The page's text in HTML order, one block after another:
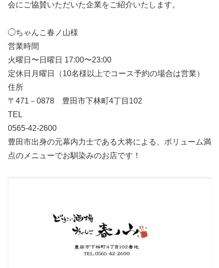
会にご協賛いただいた企業をご紹介いたします。
◯ちゃんこ春ノ山様
営業時間
火曜日〜日曜日 17:00〜23:00
定休日月曜日（10名様以上でコース予約の場合は営業）
住所
〒471－0878 豊田市下林町4丁目102
TEL
0565-42-2600
豊田市出身の元幕内力士である大将による、ボリューム満
点のメニューでお馴染みのお店です！